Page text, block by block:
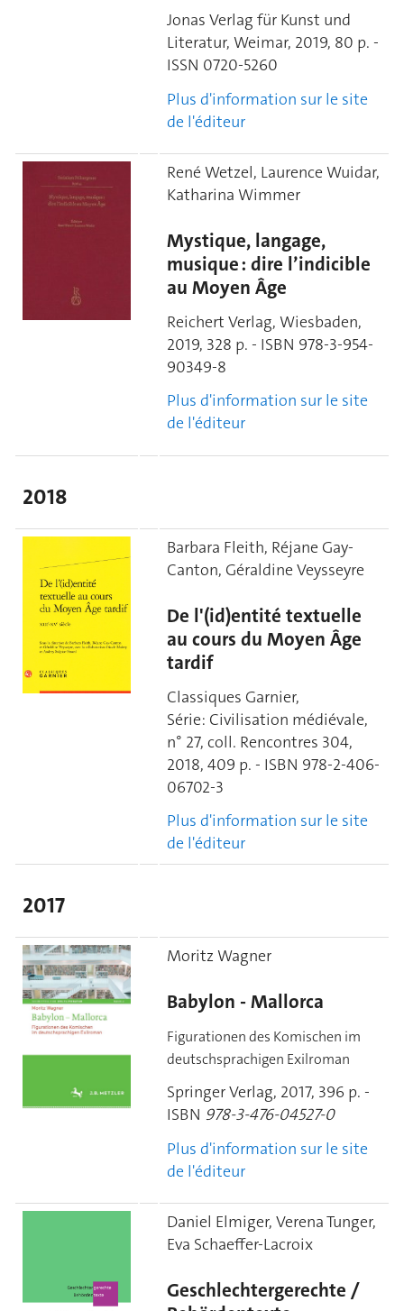
Jonas Verlag für Kunst und
Literatur, Weimar, 2019, 80 p. -
ISSN 0720-5260
Plus d'information sur le site
de l'éditeur
René Wetzel, Laurence Wuidar,
Katharina Wimmer
Mystique, langage,
musique : dire l’indicible
au Moyen Âge
Reichert Verlag, Wiesbaden,
2019, 328 p. - ISBN 978-3-954-
90349-8
Plus d'information sur le site
de l'éditeur
2018
Barbara Fleith, Réjane Gay-
Canton, Géraldine Veysseyre
De l'(id)entité textuelle
au cours du Moyen Âge
tardif
Classiques Garnier,
Série: Civilisation médiévale,
n° 27, coll. Rencontres 304,
2018, 409 p. - ISBN 978-2-406-
06702-3
Plus d'information sur le site
de l'éditeur
2017
Moritz Wagner
Babylon - Mallorca
Figurationen des Komischen im
deutschsprachigen Exilroman
Springer Verlag, 2017, 396 p. -
ISBN 978-3-476-04527-0
Plus d'information sur le site
de l'éditeur
Daniel Elmiger, Verena Tunger,
Eva Schaeffer-Lacroix
Geschlechtergerechte /